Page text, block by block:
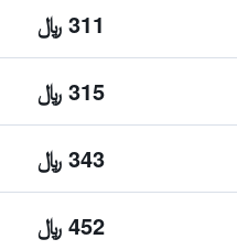
311 ﷼
315 ﷼
343 ﷼
452 ﷼